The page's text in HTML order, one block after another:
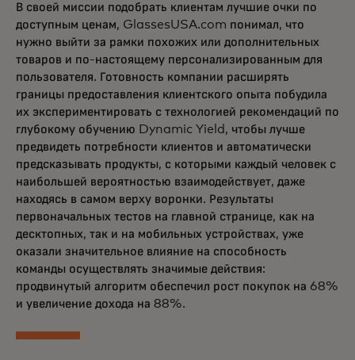
В своей миссии подобрать клиентам лучшие очки по
доступным ценам, GlassesUSA.com понимал, что
нужно выйти за рамки похожих или дополнительных
товаров и по-настоящему персонализированным для
пользователя. Готовность компании расширять
границы предоставления клиентского опыта побудила
их экспериментировать с технологией рекомендаций по
глубокому обучению Dynamic Yield, чтобы лучше
предвидеть потребности клиентов и автоматически
предсказывать продукты, с которыми каждый человек с
наибольшей вероятностью взаимодействует, даже
находясь в самом верху воронки. Результаты
первоначальных тестов на главной странице, как на
десктопных, так и на мобильных устройствах, уже
оказали значительное влияние на способность
команды осуществлять значимые действия:
продвинутый алгоритм обеспечил рост покупок на 68%
и увеличение дохода на 88%.